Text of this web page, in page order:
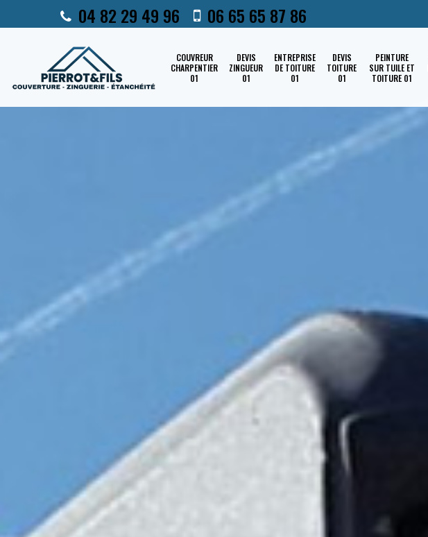
04 82 29 49 96 06 65 65 87 86
COUVREUR
CHARPENTIER
01
DEVIS
ZINGUEUR
01
ENTREPRISE
DE TOITURE
01
DEVIS
TOITURE
01
PEINTURE
SUR TUILE ET
TOITURE 01